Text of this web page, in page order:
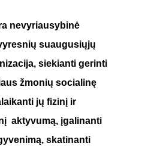
nevyriausybinė
suaugusiųjų
siekianti gerinti
žmonių socialinę
jų fizinį ir
aktyvumą, įgalinanti
skatinanti